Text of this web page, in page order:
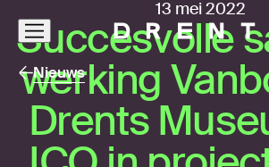
Navigatie
overslaan
Nieuws
13 mei 2022
Suc­ces­vol­le
wer­king
Drents